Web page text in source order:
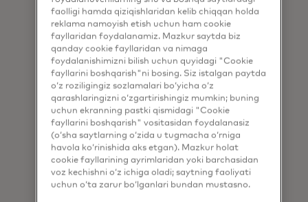
Siz nima qila
olasiz?
Mastercard Open Banking moliya
institutlariga firibgarlik xavfini
doimiy ravishda aniqlash,
boshqarish va hal qilishda yordam
beradi. Bizning yechimlarimizga
misollar sifatida hisob
faolligi hamda qiziqishlaridan kelib chiqqan holda
reklama namoyish etish uchun ham cookie
fayllaridan foydalanamiz. Mazkur saytda biz
qanday cookie fayllaridan va nimaga
foydalanishimizni bilish uchun quyidagi "Cookie
fayllarini boshqarish"ni bosing. Siz istalgan paytda
o‘z roziligingiz sozlamalari bo‘yicha o‘z
qarashlaringizni o‘zgartirishingiz mumkin; buning
uchun ekranning pastki qismidagi "Cookie
fayllarini boshqarish" vositasidan foydalanasiz
(o‘sha saytlarning o‘zida u tugmacha o‘rniga
havola ko‘rinishida aks etgan). Mazkur holat
cookie fayllarining ayrimlaridan yoki barchasidan
voz kechishni o‘z ichiga oladi; saytning faoliyati
uchun o‘ta zarur bo‘lganlari bundan mustasno.